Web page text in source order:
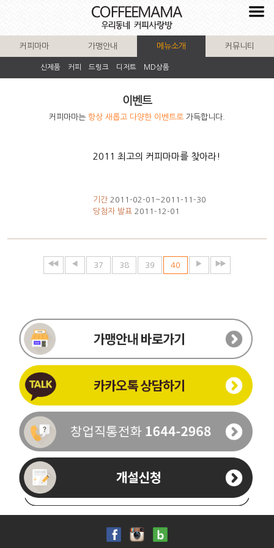
커피마마 가맹안내 메뉴소개
신제품 커피 드링크 디저트 MD상품
커뮤니티
이벤트
커피마마는 항상 새롭고 다양한 이벤트로 가득합니다.
2011 최고의 커피마마를 찾아라!
기간 2011-02-01~2011-11-30
당첨자 발표 2011-12-01
37 38 39 40
이름
- -